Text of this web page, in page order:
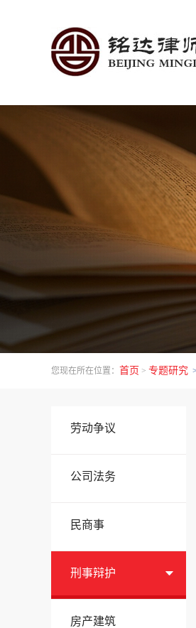
您现在所在位置： 首页 > 专题研究
劳动争议
公司法务
民商事
刑事辩护
房产建筑